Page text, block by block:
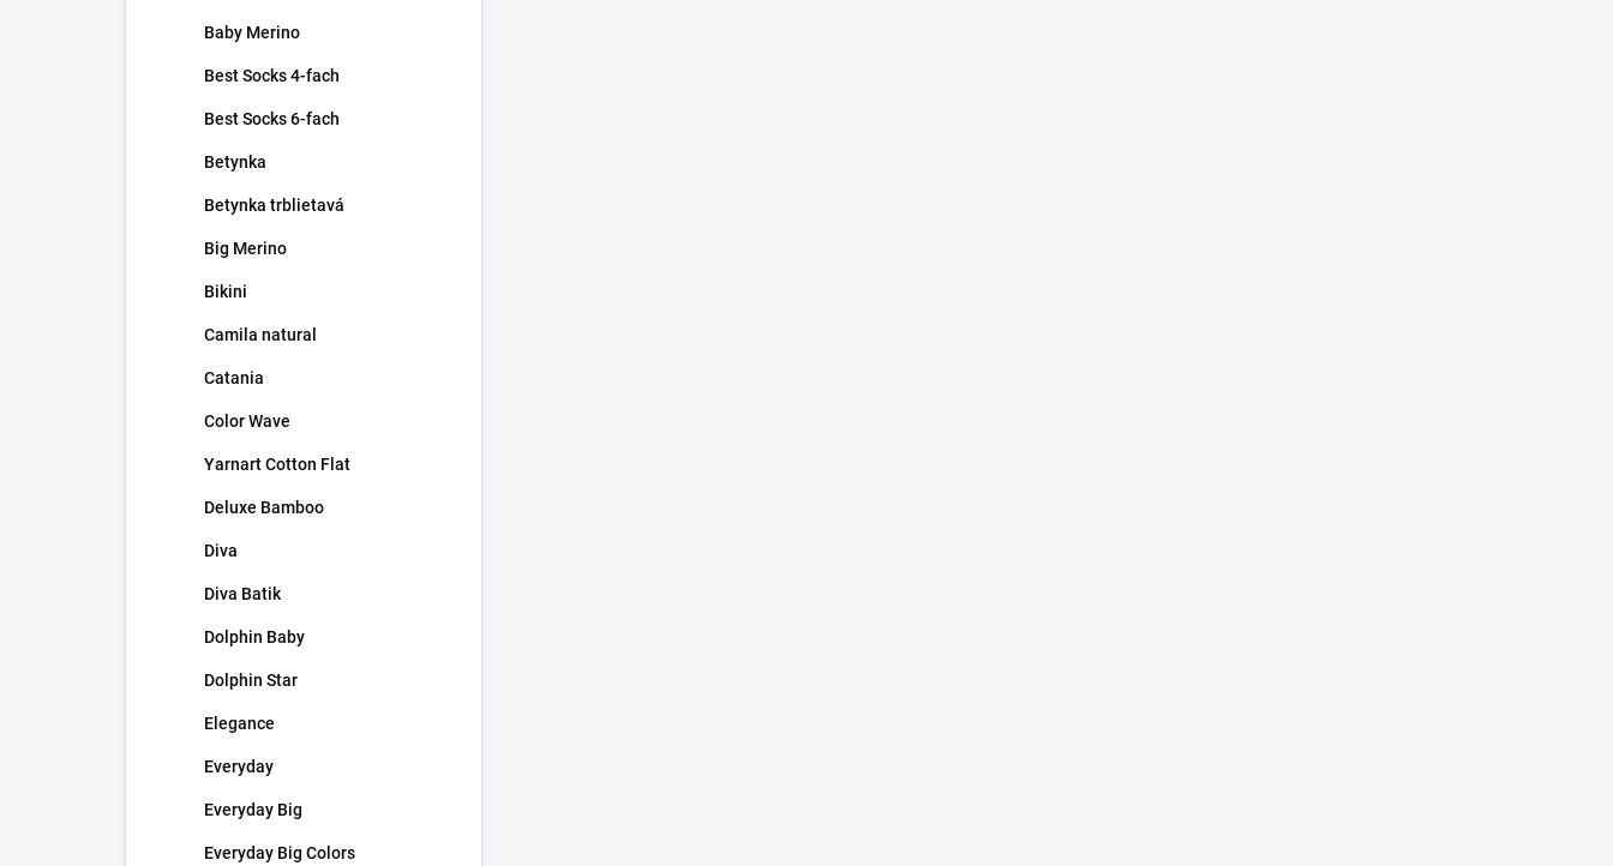
Baby Merino
Best Socks 4-fach
Best Socks 6-fach
Betynka
Betynka trblietavá
Big Merino
Bikini
Camila natural
Catania
Color Wave
Yarnart Cotton Flat
Deluxe Bamboo
Diva
Diva Batik
Dolphin Baby
Dolphin Star
Elegance
Everyday
Everyday Big
Everyday Big Colors